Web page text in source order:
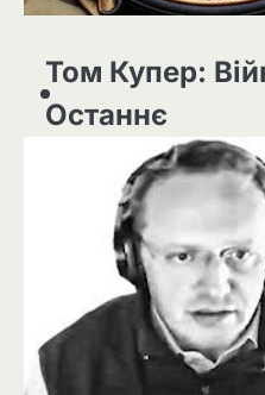
Том Купер:
Останнє